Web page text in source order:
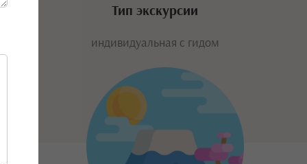
Тип экскурсии
индивидуальная с гидом